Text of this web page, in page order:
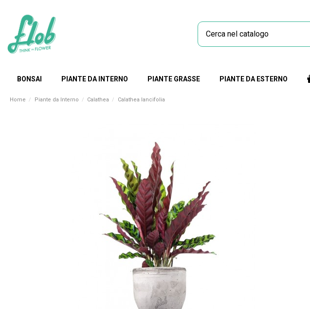
BONSAI PIANTE DA INTERNO PIANTE GRASSE PIANTE DA ESTERNO
Home Piante da Interno Calathea Calathea lancifolia